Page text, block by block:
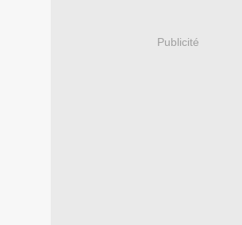
Publicité